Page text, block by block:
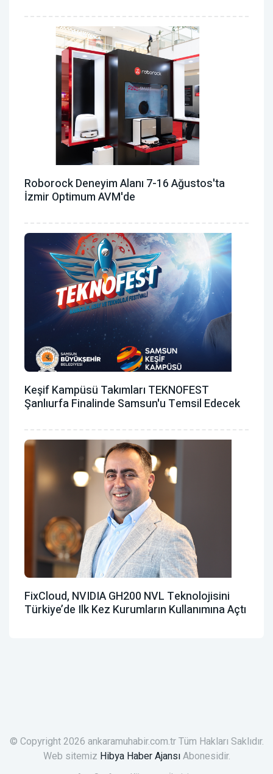
Roborock Deneyim Alanı 7-16 Ağustos'ta
İzmir Optimum AVM'de
Keşif Kampüsü Takımları TEKNOFEST
Şanlıurfa Finalinde Samsun'u Temsil Edecek
FixCloud, NVIDIA GH200 NVL Teknolojisini
Türkiye’de Ilk Kez Kurumların Kullanımına Açtı
© Copyright 2026 ankaramuhabir.com.tr Tüm Hakları Saklıdır.
Web sitemiz Hibya Haber AjansıAbonesidir.